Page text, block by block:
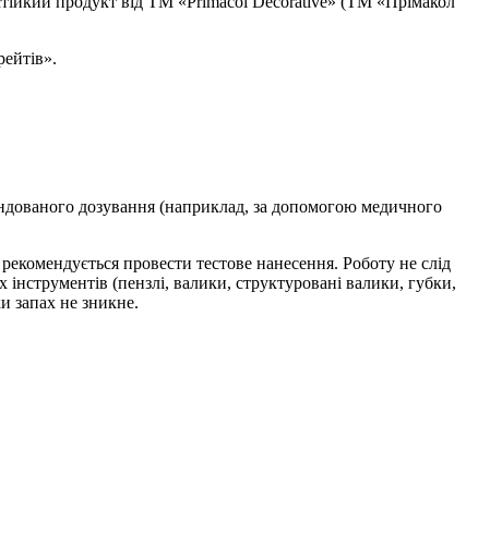
дозування (наприклад, за допомогою медичного
провести тестове нанесення. Роботу не слід
(пензлі, валики, структуровані валики, губки,
запах не зникне.